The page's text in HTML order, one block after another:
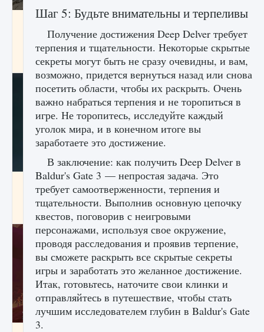
Как исправить текстовую ошибку
пользовательского интерфейса Delta
Force Hawk Ops
9 августа 2024 1 945 0 0
Как проверить статус сервера Delta Force
Hawk Ops
9 августа 2024
Шаг 5: Будьте внимательны и терпеливы
Получение достижения Deep Delver требует
терпения и тщательности. Некоторые скрытые
секреты могут быть не сразу очевидны, и вам,
возможно, придется вернуться назад или снова
посетить области, чтобы их раскрыть. Очень
важно набраться терпения и не торопиться в
игре. Не торопитесь, исследуйте каждый
уголок мира, и в конечном итоге вы
заработаете это достижение.
В заключение: как получить Deep Delver в
Baldur's Gate 3 — непростая задача. Это
требует самоотверженности, терпения и
тщательности. Выполнив основную цепочку
квестов, поговорив с неигровыми
персонажами, используя свое окружение,
проводя расследования и проявив терпение,
вы сможете раскрыть все скрытые секреты
игры и заработать это желанное достижение.
Итак, готовьтесь, наточите свои клинки и
отправляйтесь в путешествие, чтобы стать
лучшим исследователем глубин в Baldur's Gate
3.